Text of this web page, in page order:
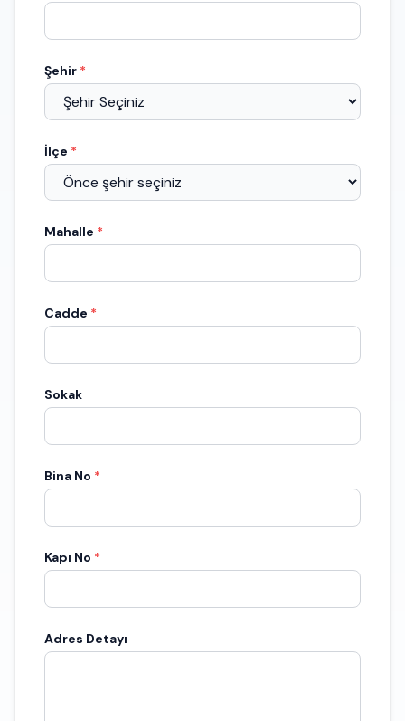
Şehir *
İlçe *
Mahalle *
Cadde *
Sokak
Bina No *
Kapı No *
Adres Detayı